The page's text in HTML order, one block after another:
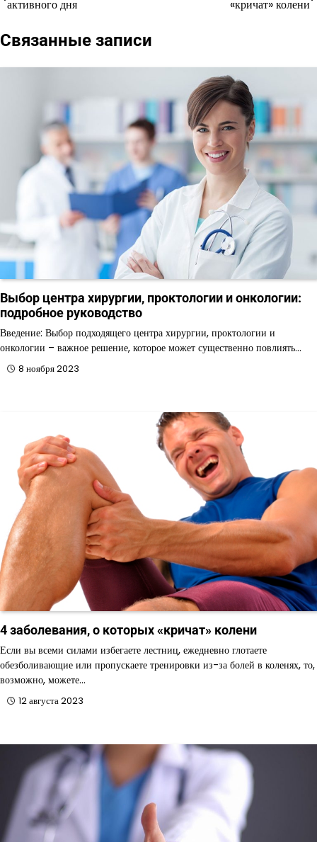
записям
активного дня «кричат» колени
Связанные записи
Выбор центра хирургии, проктологии и онкологии:
подробное руководство
Введение: Выбор подходящего центра хирургии, проктологии и
онкологии – важное решение, которое может существенно повлиять…
8 ноября 2023
4 заболевания, о которых «кричат» колени
Если вы всеми силами избегаете лестниц, ежедневно глотаете
обезболивающие или пропускаете тренировки из-за болей в коленях, то,
возможно, можете…
12 августа 2023